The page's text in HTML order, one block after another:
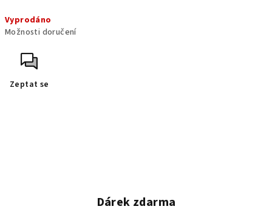
cena:
Vyprodáno
Možnosti doručení
Zeptat se
Dárek zdarma